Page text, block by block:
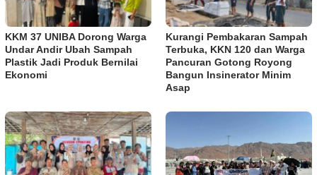
KKM 37 UNIBA Dorong Warga
Undar Andir Ubah Sampah
Plastik Jadi Produk Bernilai
Ekonomi
Kurangi Pembakaran Sampah
Terbuka, KKN 120 dan Warga
Pancuran Gotong Royong
Bangun Insinerator Minim
Asap